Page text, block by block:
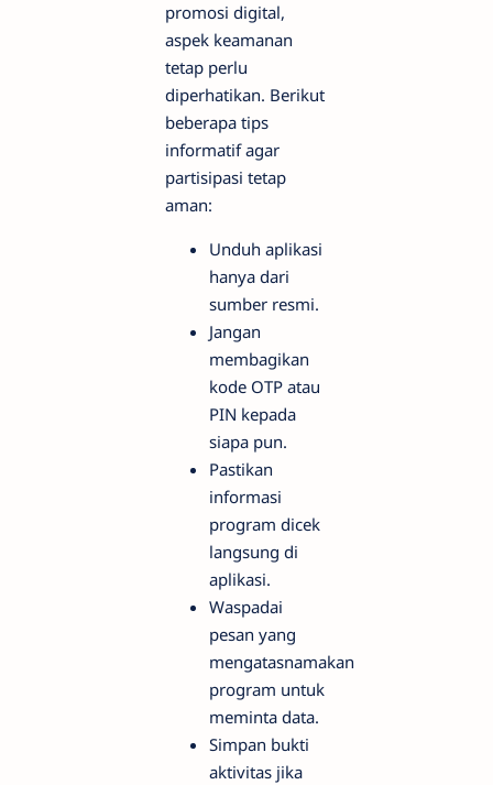
promosi digital,
aspek keamanan
tetap perlu
diperhatikan. Berikut
beberapa tips
informatif agar
partisipasi tetap
aman:
Unduh aplikasi
hanya dari
sumber resmi.
Jangan
membagikan
kode OTP atau
PIN kepada
siapa pun.
Pastikan
informasi
program dicek
langsung di
aplikasi.
Waspadai
pesan yang
mengatasnamakan
program untuk
meminta data.
Simpan bukti
aktivitas jika